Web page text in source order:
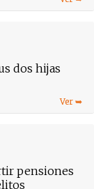
dos hijas
pensiones